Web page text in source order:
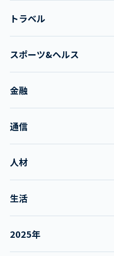
トラベル
スポーツ&ヘルス
金融
通信
人材
生活
2025年